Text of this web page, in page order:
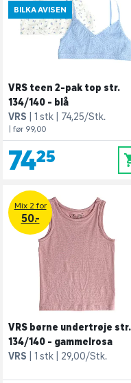
BILKA AVISEN
VRS teen 2-pak top str.
134/140 - blå
VRS
1 stk 74,25/Stk.
| før 99,00
74,25
Mix 2 for
50.-
VRS børne undertrøje str.
134/140 - gammelrosa
VRS
1 stk 29,00/Stk.